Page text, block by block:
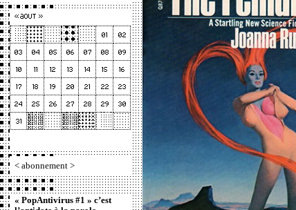
< abonnement >
« PopAntivirus #1 » c’est